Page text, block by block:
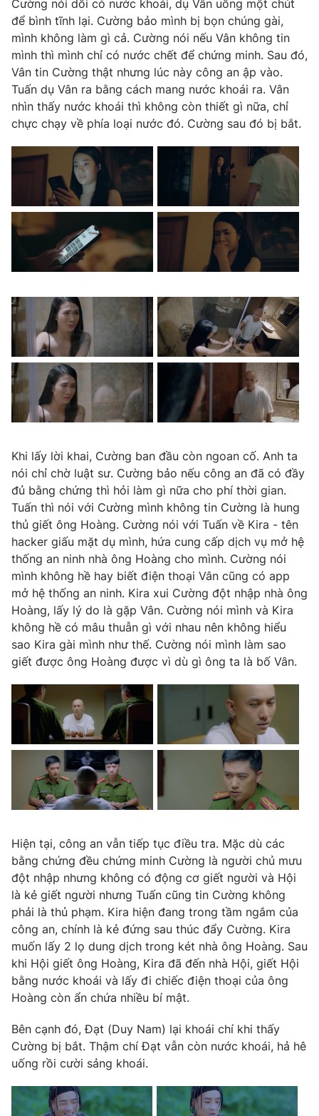
Cường nói dối có nước khoái, dụ Vân uống một chút
để bình tĩnh lại. Cường bảo mình bị bọn chúng gài,
mình không làm gì cả. Cường nói nếu Vân không tin
mình thì mình chỉ có nước chết để chứng minh. Sau đó,
Vân tin Cường thật nhưng lúc này công an ập vào.
Tuấn dụ Vân ra bằng cách mang nước khoái ra. Vân
nhìn thấy nước khoái thì không còn thiết gì nữa, chỉ
chực chạy về phía loại nước đó. Cường sau đó bị bắt.
Khi lấy lời khai, Cường ban đầu còn ngoan cố. Anh ta
nói chỉ chờ luật sư. Cường bảo nếu công an đã có đầy
đủ bằng chứng thì hỏi làm gì nữa cho phí thời gian.
Tuấn thì nói với Cường mình không tin Cường là hung
thủ giết ông Hoàng. Cường nói với Tuấn về Kira - tên
hacker giấu mặt dụ mình, hứa cung cấp dịch vụ mở hệ
thống an ninh nhà ông Hoàng cho mình. Cường nói
mình không hề hay biết điện thoại Vân cũng có app
mở hệ thống an ninh. Kira xui Cường đột nhập nhà ông
Hoàng, lấy lý do là gặp Vân. Cường nói mình và Kira
không hề có mâu thuẫn gì với nhau nên không hiểu
sao Kira gài mình như thế. Cường nói mình làm sao
giết được ông Hoàng được vì dù gì ông ta là bố Vân.
Hiện tại, công an vẫn tiếp tục điều tra. Mặc dù các
bằng chứng đều chứng minh Cường là người chủ mưu
đột nhập nhưng không có động cơ giết người và Hội
là kẻ giết người nhưng Tuấn cũng tin Cường không
phải là thủ phạm. Kira hiện đang trong tầm ngắm của
công an, chính là kẻ đứng sau thúc đẩy Cường. Kira
muốn lấy 2 lọ dung dịch trong két nhà ông Hoàng. Sau
khi Hội giết ông Hoàng, Kira đã đến nhà Hội, giết Hội
bằng nước khoái và lấy đi chiếc điện thoại của ông
Hoàng còn ẩn chứa nhiều bí mật.
Bên cạnh đó, Đạt (Duy Nam) lại khoái chí khi thấy
Cường bị bắt. Thậm chí Đạt vẫn còn nước khoái, hả hê
uống rồi cười sảng khoái.